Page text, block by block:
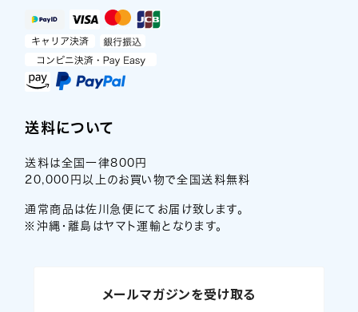
送料について
送料は全国一律800円
20,000円以上のお買い物で全国送料無料
通常商品は佐川急便にてお届け致します。
※沖縄・離島はヤマト運輸となります。
メールマガジンを受け取る